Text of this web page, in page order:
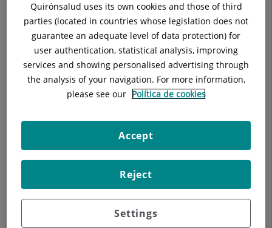
Unidad de patología mamaria
Quirónsalud uses its own cookies and those of third
parties (located in countries whose legislation does not
guarantee an adequate level of data protection) for
user authentication, statistical analysis, improving
services and showing personalised advertising through
the analysis of your navigation. For more information,
please see our Política de cookies
Settings
Reject
Accept